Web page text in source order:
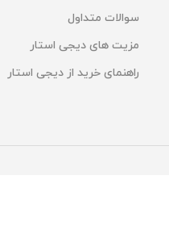
سوالات متداول
مزیت های دیجی استار
راهنمای خرید از دیجی استار